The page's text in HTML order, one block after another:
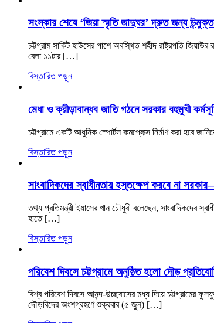
সংস্কার শেষে ‘জিয়া স্মৃতি জাদুঘর’ দ্রুত জন্য
চট্টগ্রাম সার্কিট হাউসের পাশে অবস্থিত শহীদ রাষ্ট্রপতি
বেলা ১১টার […]
বিস্তারিত পড়ুন
মেধা ও ক্রীড়াবান্ধব জাতি গঠনে সরকার বহুমুখী
চট্টগ্রামে একটি আধুনিক স্পোর্টস কমপ্লেক্স নির্মাণ করা হবে
বিস্তারিত পড়ুন
সাংবাদিকদের স্বাধীনতায় হস্তক্ষেপ করবে না
তথ্য প্রতিমন্ত্রী ইয়াসের খান চৌধুরী বলেছেন, সাংবাদিকদের
হাতে […]
বিস্তারিত পড়ুন
পরিবেশ দিবসে চট্টগ্রামে অনুষ্ঠিত হলো দৌড়
বিশ্ব পরিবেশ দিবসে আনন্দ-উচ্ছ্বাসের মধ্য দিয়ে চট্টগ্রামের
দৌড়বিদের অংশগ্রহণে শুক্রবার (৫ জুন) […]